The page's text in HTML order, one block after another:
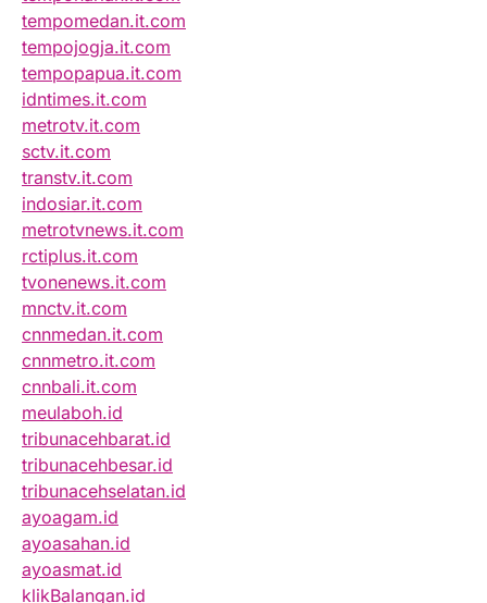
tempomedan.it.com
tempojogja.it.com
tempopapua.it.com
idntimes.it.com
metrotv.it.com
sctv.it.com
transtv.it.com
indosiar.it.com
metrotvnews.it.com
rctiplus.it.com
tvonenews.it.com
mnctv.it.com
cnnmedan.it.com
cnnmetro.it.com
cnnbali.it.com
meulaboh.id
tribunacehbarat.id
tribunacehbesar.id
tribunacehselatan.id
ayoagam.id
ayoasahan.id
ayoasmat.id
klikBalangan.id